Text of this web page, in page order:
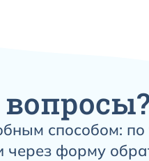
способом: по
через форму